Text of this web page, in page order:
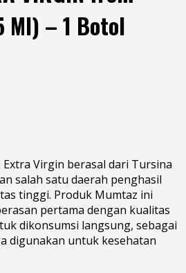
Ml) – 1 Botol
Virgin berasal dari Tursina
salah satu daerah penghasil
tinggi. Produk Mumtaz ini
pertama dengan kualitas
dikonsumsi langsung, sebagai
digunakan untuk kesehatan